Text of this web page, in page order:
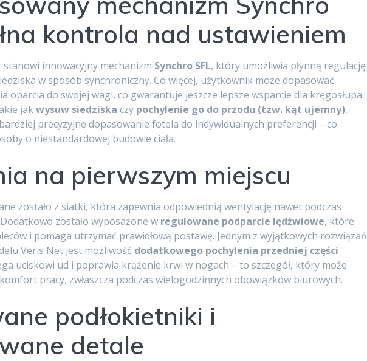
kontrola nad ustawieniem
innowacyjny mechanizm Synchro SFL, który umożliwia płynną regulację
w sposób synchroniczny. Co więcej, użytkownik może dopasować
oparcia do swojej wagi, co gwarantuje jeszcze lepsze wsparcie dla kręgosłupa.
jakwysuw siedziska czy pochylenie go do przodu (tzw. kąt ujemny),
precyzyjne dopasowanie fotela do indywidualnych preferencji – co
o niestandardowej budowie ciała.
na pierwszym miejscu
zostało z siatki, która zapewnia odpowiednią wentylację nawet podczas
zostało wyposażone w regulowane podparcie lędźwiowe, które
i pomaga utrzymać prawidłową postawę. Jednym z wyjątkowych rozwiązań
Veris Net jest możliwość dodatkowego pochylenia przedniej części
uciskowi ud i poprawia krążenie krwi w nogach – to szczegół, który może
pracy, zwłaszcza podczas wielogodzinnych obowiązków biurowych.
podłokietniki i
detale